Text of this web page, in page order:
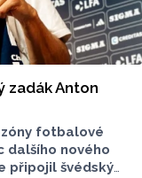
zadák Anton
fotbalové
dalšího nového
připojil švédský